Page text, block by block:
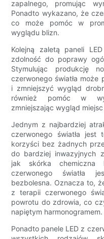
zapalnego, promując
Ponadto wykazano, że
co może pomóc w
wyglądu blizn.
Kolejną zaletą paneli
zdolność do poprawy
Stymulując produkcję
czerwonego światła może
i zmniejszyć wygląd
również pomóc w
zmniejszając wygląd
Jednym z najbardziej
czerwonego światła
korzyści bez żadnych
do bardziej inwazyjnych
jak skórka chemiczna
czerwonego światła
bezbolesna. Oznacza to,
z terapii czerwonego
powrotu do zdrowia, co
napiętym harmonogramem.
Ponadto panele LED z